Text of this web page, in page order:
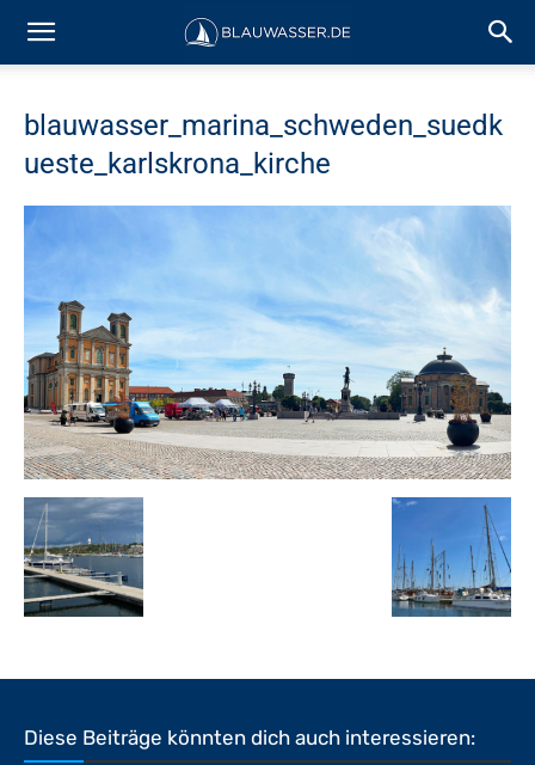
blauwasser_marina_schweden_suedk
ueste_karlskrona_kirche
Diese Beiträge könnten dich auch interessieren: